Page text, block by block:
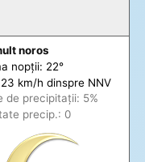
noros
nopții: 22°
km/h dinspre NNV
de precipitații: 5%
precip.: 0